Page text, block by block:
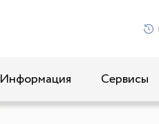
Информация Сервисы